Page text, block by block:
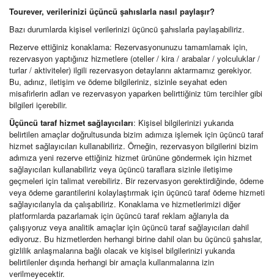
Tourever, verilerinizi üçüncü şahıslarla nasıl paylaşır?
Bazı durumlarda kişisel verilerinizi üçüncü şahıslarla paylaşabiliriz.
Rezerve ettiğiniz konaklama: Rezervasyonunuzu tamamlamak için,
rezervasyon yaptığınız hizmetlere (oteller / kira / arabalar / yolculuklar /
turlar / aktiviteler) ilgili rezervasyon detaylarını aktarmamız gerekiyor.
Bu, adınız, iletişim ve ödeme bilgileriniz, sizinle seyahat eden
misafirlerin adları ve rezervasyon yaparken belirttiğiniz tüm tercihler gibi
bilgileri içerebilir.
Üçüncü taraf hizmet sağlayıcıları: Kişisel bilgilerinizi yukarıda
belirtilen amaçlar doğrultusunda bizim adımıza işlemek için üçüncü taraf
hizmet sağlayıcıları kullanabiliriz. Örneğin, rezervasyon bilgilerini bizim
adımıza yeni rezerve ettiğiniz hizmet ürününe göndermek için hizmet
sağlayıcıları kullanabiliriz veya üçüncü taraflara sizinle iletişime
geçmeleri için talimat verebiliriz. Bir rezervasyon gerektirdiğinde, ödeme
veya ödeme garantilerini kolaylaştırmak için üçüncü taraf ödeme hizmeti
sağlayıcılarıyla da çalışabiliriz. Konaklama ve hizmetlerimizi diğer
platformlarda pazarlamak için üçüncü taraf reklam ağlarıyla da
çalışıyoruz veya analitik amaçlar için üçüncü taraf sağlayıcıları dahil
ediyoruz. Bu hizmetlerden herhangi birine dahil olan bu üçüncü şahıslar,
gizlilik anlaşmalarına bağlı olacak ve kişisel bilgilerinizi yukarıda
belirtilenler dışında herhangi bir amaçla kullanmalarına izin
verilmeyecektir.